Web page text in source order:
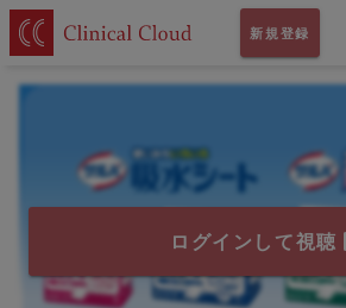
新規登録
ログインして視聴